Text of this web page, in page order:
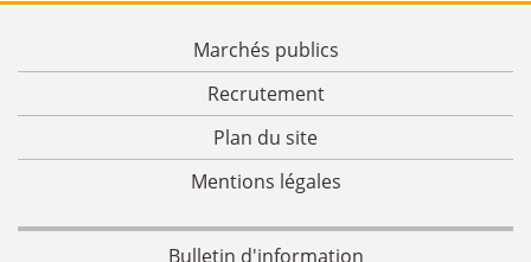
Marchés publics
Recrutement
Plan du site
Mentions légales
Bulletin d'information